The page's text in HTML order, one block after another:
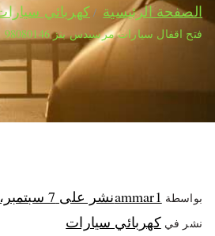
الصفحة الرئيسية كهربائي
فتح اقفال سيارات مرسيدس بنز 98080146‬ عمل مفاتيح سيارات جديدة
بواسطة ammar1نشر على 7 سبتمبر، 2020
نشر فيكهربائي سيارات